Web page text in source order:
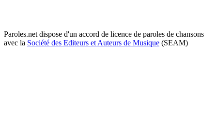
Paroles.net dispose d'un accord de licence de paroles de chansons
avec la Société des Editeurs et Auteurs de Musique (SEAM)